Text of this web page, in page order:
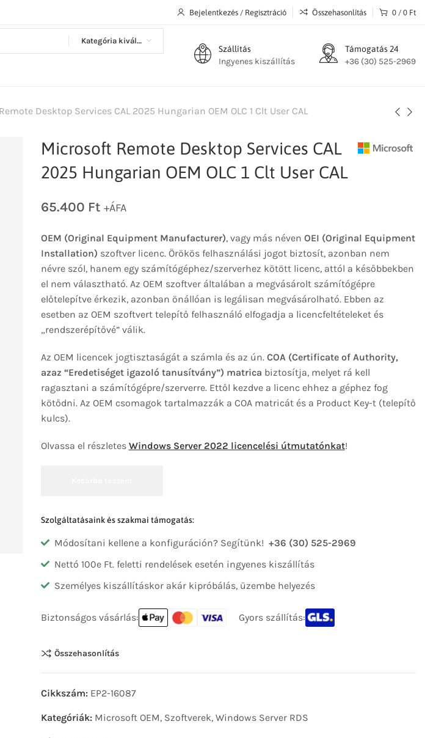
Bejelentkezés / Regisztráció Összehasonlítás 0 / 0 Ft
Kategória kiválasztása
Szállítás
Ingyenes kiszállítás
Támogatás 24
+36 (30) 525-2969
Desktop Services CAL 2025 Hungarian OEM OLC 1 Clt User CAL
Microsoft Remote Desktop Services CAL
2025 Hungarian OEM OLC 1 Clt User CAL
65.400 Ft +ÁFA
OEM (Original Equipment Manufacturer), vagy más néven OEI (Original Equipment
Installation) szoftver licenc. Örökös felhasználási jogot biztosít, azonban nem
névre szól, hanem egy számítógéphez/szerverhez kötött licenc, attól a későbbekben
el nem választható. Az OEM szoftver általában a megvásárolt számítógépre
előtelepítve érkezik, azonban önállóan is legálisan megvásárolható. Ebben az
esetben az OEM szoftvert telepítő felhasználó elfogadja a licencfeltételeket és
„rendszerépítővé” válik.
Az OEM licencek jogtisztaságát a számla és az ún. COA (Certificate of Authority,
azaz “Eredetiséget igazoló tanusítvány”) matrica biztosítja, melyet rá kell
ragasztani a számítógépre/szerverre. Ettől kezdve a licenc ehhez a géphez fog
kötődni. Az OEM csomagok tartalmazzák a COA matricát és a Product Key-t (telepítő
kulcs).
Olvassa el részletes Windows Server 2022 licencelési útmutatónkat!
Szolgáltatásaink és szakmai támogatás:
Módosítani kellene a konfiguráción? Segítünk! +36 (30) 525-2969
Nettó 100e Ft. feletti rendelések esetén ingyenes kiszállítás
Személyes kiszállításkor akár kipróbálás, üzembe helyezés
Biztonságos vásárlás: Gyors szállítás:
Összehasonlítás
Cikkszám: EP2-16087
Kategóriák: Microsoft OEM, Szoftverek, Windows Server RDS